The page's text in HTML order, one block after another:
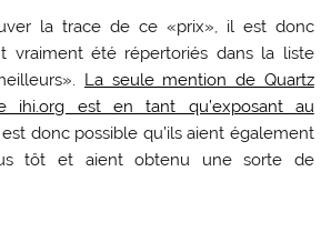
la trace de ce «prix», il est donc
vraiment été répertoriés dans la liste
La seule mention de Quartz
ihi.org est en tant qu’exposant au
est donc possible qu’ils aient également
tôt et aient obtenu une sorte de